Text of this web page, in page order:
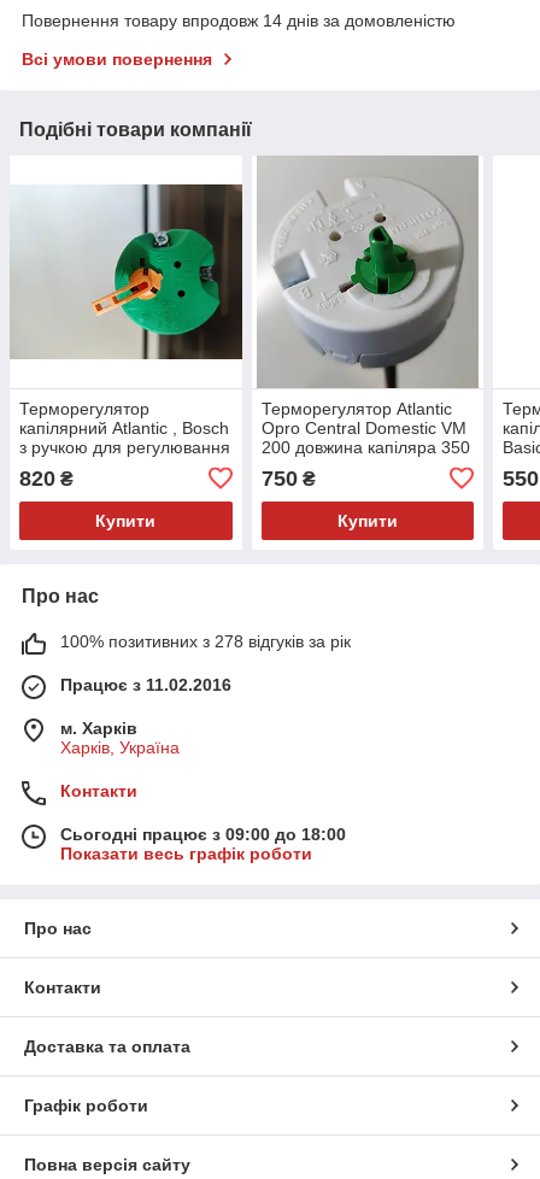
Повернення товару впродовж 14 днів за домовленістю
Всі умови повернення
Подібні товари компанії
Терморегулятор
капілярний Atlantic , Bosch
з ручкою для регулювання
капіляра 350 мм
820 ₴
Купити
Терморегулятор Atlantic
Opro Central Domestic VM
200 довжина капіляра 350
750₴
Купити
550
Про нас
100% позитивних з 278 відгуків за рік
Працює з 11.02.2016
м. Харків
Харків, Україна
Контакти
Сьогодні працює з 09:00 до 18:00
Показати весь графік роботи
Про нас
Контакти
Доставка та оплата
Графік роботи
Повна версія сайту